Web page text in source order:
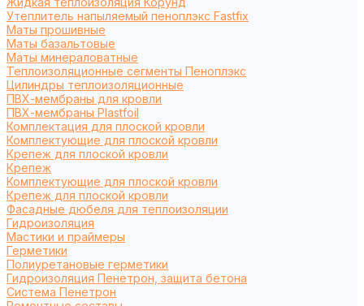
Утеплитель напыляемый пеноплэкс Fastfix
Маты прошивные
Маты базальтовые
Маты минераловатные
Теплоизоляционные сегменты Пеноплэкс
Цилиндры теплоизоляционные
ПВХ-мембраны для кровли
ПВХ-мембраны Plastfoil
Комплектация для плоской кровли
Комплектующие для плоской кровли
Крепеж для плоской кровли
Крепеж
Комплектующие для плоской кровли
Крепеж для плоской кровли
Фасадные дюбеля для теплоизоляции
Гидроизоляция
Мастики и праймеры
Герметики
Полиуретановые герметики
Гидроизоляция Пенетрон, защита бетона
Система Пенетрон